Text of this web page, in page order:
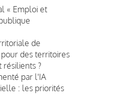
« Emploi et
de
des territoires
résilients ?
par l'IA
: les priorités